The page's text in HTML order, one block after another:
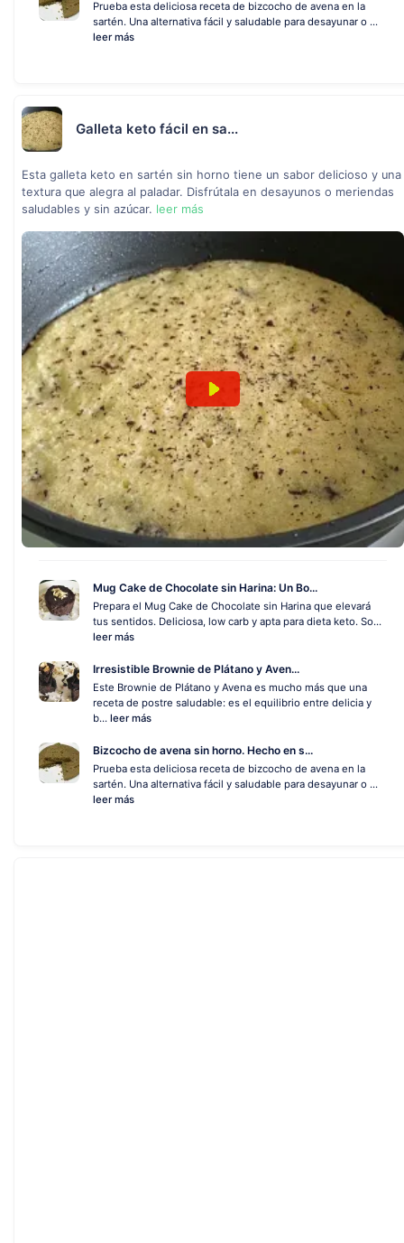
Prueba esta deliciosa receta de bizcocho de avena en la
sartén. Una alternativa fácil y saludable para desayunar o ...
leer más
Galleta keto fácil en sa...
Esta galleta keto en sartén sin horno tiene un sabor delicioso y una
textura que alegra al paladar. Disfrútala en desayunos o meriendas
saludables y sin azúcar. leer más
Mug Cake de Chocolate sin Harina: Un Bo...
Prepara el Mug Cake de Chocolate sin Harina que elevará
tus sentidos. Deliciosa, low carb y apta para dieta keto. So...
leer más
Irresistible Brownie de Plátano y Aven...
Este Brownie de Plátano y Avena es mucho más que una
receta de postre saludable: es el equilibrio entre delicia y
b... leer más
Bizcocho de avena sin horno. Hecho en s...
Prueba esta deliciosa receta de bizcocho de avena en la
sartén. Una alternativa fácil y saludable para desayunar o ...
leer más